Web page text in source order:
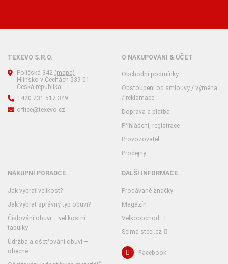
TEXEVO S.R.O.
Poličská 342 (mapa)
Hlinsko v Čechách 539 01
Česká republika
+420 731 517 349
office@texevo.cz
O NAKUPOVÁNÍ & ÚČET
Obchodní podmínky
Odstoupení od smlouvy / výměna
/ reklamace
Doprava a platba
Přihlášení, registrace
Provozovatel
Prodejny
NÁKUPNÍ PORADCE
Jak vybrat velikost?
Jak vybrat správný typ obuvi?
Číslování obuvi – velikostní
tabulky
Údržba a ošetřování obuvi –
obecně
DALŠÍ INFORMACE
Prodávané značky
Magazín
Velkoobchod
Selma-steel.cz
Facebook